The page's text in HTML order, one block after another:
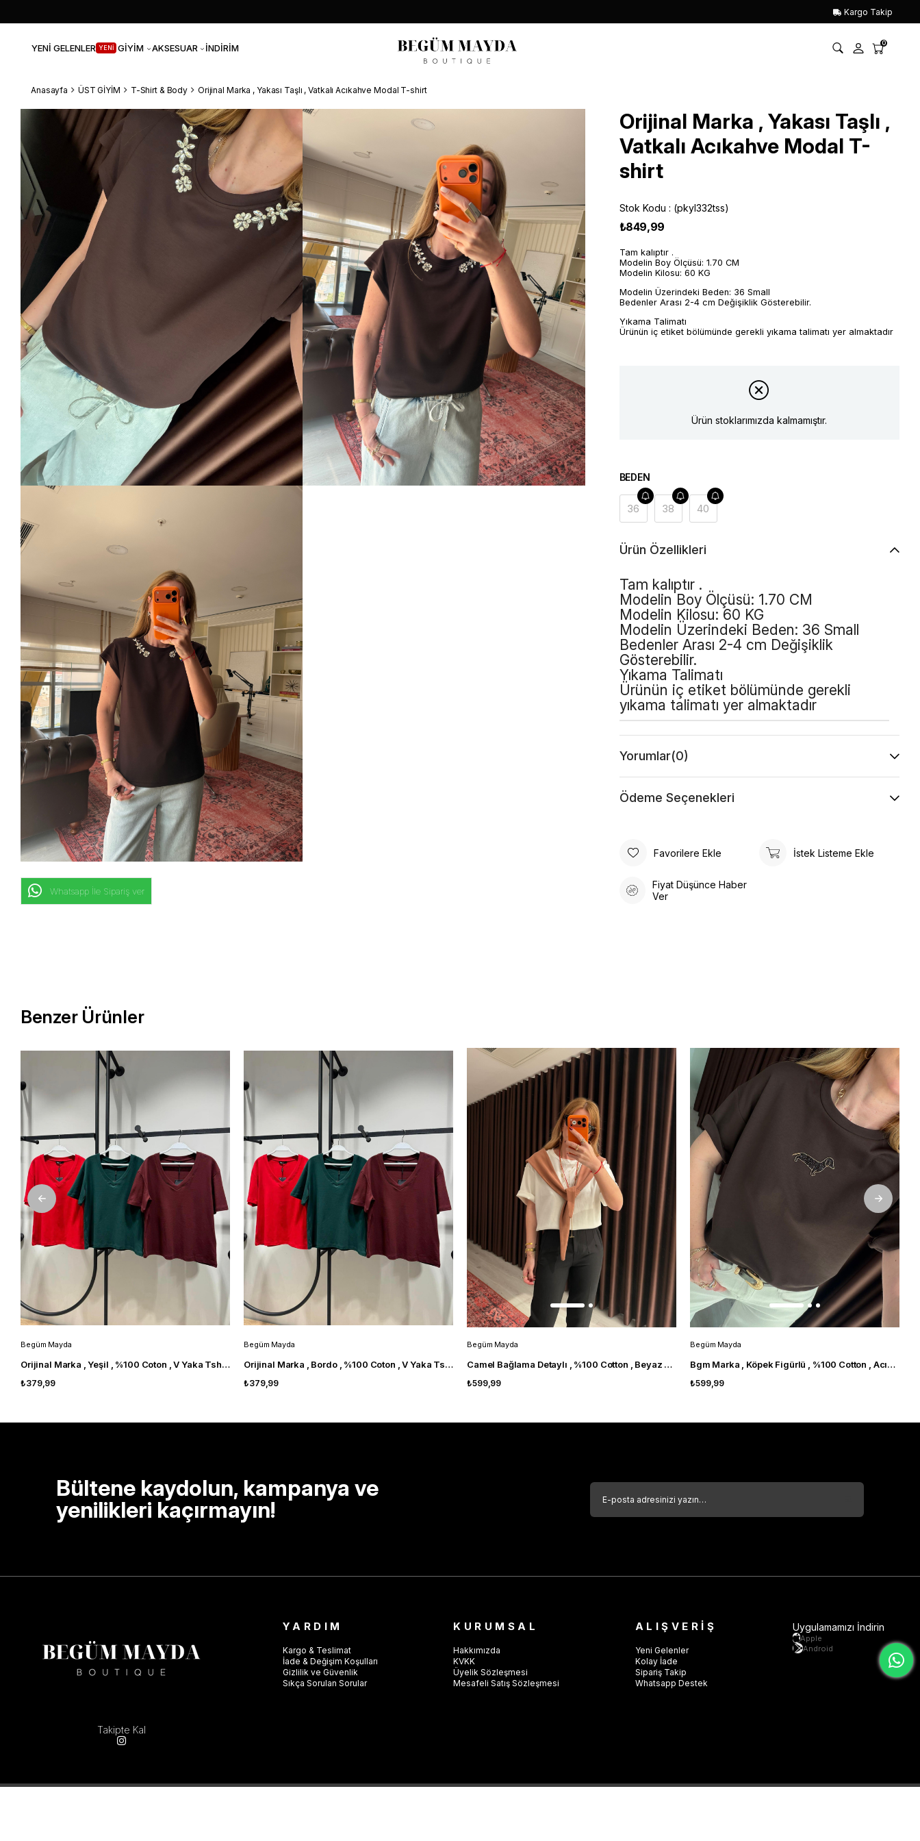
Kargo Takip
YENİ GELENLER YENİ GİYİM AKSESUAR İNDİRİM 0
Anasayfa ÜST GİYİM T-Shirt & Body Orijinal Marka , Yakası Taşlı , Vatkalı Acıkahve Modal T-shirt
Whatsapp İle Sipariş ver
Orijinal Marka , Yakası Taşlı ,
Vatkalı Acıkahve Modal T-
shirt
Stok Kodu (pkyl332tss)
₺849,99
Tam kalıptır .
Modelin Boy Ölçüsü: 1.70 CM
Modelin Kilosu: 60 KG
Modelin Üzerindeki Beden: 36 Small
Bedenler Arası 2-4 cm Değişiklik Gösterebilir.
Yıkama Talimatı
Ürünün iç etiket bölümünde gerekli yıkama talimatı yer almaktadır
Ürün stoklarımızda kalmamıştır.
BEDEN
36 38 40
Ürün Özellikleri
Tam kalıptır .
Modelin Boy Ölçüsü: 1.70 CM
Modelin Kilosu: 60 KG
Modelin Üzerindeki Beden: 36 Small
Bedenler Arası 2-4 cm Değişiklik
Gösterebilir.
Yıkama Talimatı
Ürünün iç etiket bölümünde gerekli
yıkama talimatı yer almaktadır
Yorumlar(0)
Ödeme Seçenekleri
Favorilere Ekle İstek Listeme Ekle
Fiyat Düşünce Haber
Ver
Benzer Ürünler
Begüm Mayda
Orijinal Marka , Yeşil , %100 Coton , V Yaka Tshirt
₺379,99
Begüm Mayda
Orijinal Marka , Bordo , %100 Coton , V Yaka Tshirt
₺379,99
Begüm Mayda
Camel Bağlama Detaylı , %100 Cotton , Beyaz T-shirt
₺599,99
Begüm Mayda
Bgm Marka , Köpek Figürlü , %100 Cotton , Acıkahve T-shirt
₺599,99
Bültene kaydolun, kampanya ve
yenilikleri kaçırmayın!
Takipte Kal
YARDIM
Kargo & Teslimat
İade & Değişim Koşulları
Gizlilik ve Güvenlik
Sıkça Sorulan Sorular
KURUMSAL
Hakkımızda
KVKK
Üyelik Sözleşmesi
Mesafeli Satış Sözleşmesi
ALIŞVERİŞ
Yeni Gelenler
Kolay İade
Sipariş Takip
Whatsapp Destek
Uygulamamızı İndirin
Apple
Android